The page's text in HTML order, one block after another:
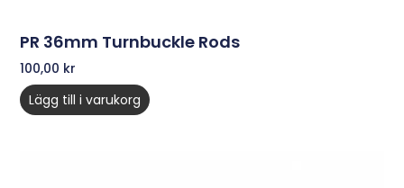
PR 36mm Turnbuckle Rods
100,00 kr
Lägg till i varukorg